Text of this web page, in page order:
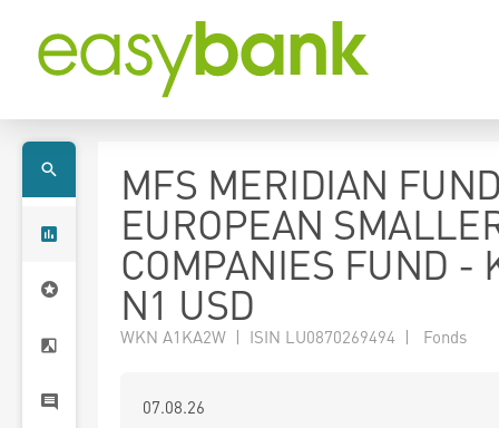
MFS MERIDIAN
EUROPEAN
COMPANIES FUND -
N1 USD
WKN A1KA2W | ISIN LU0870269494 | Fonds
07.08.26